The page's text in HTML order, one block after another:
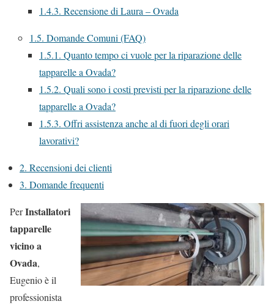
1.4.3. Recensione di Laura – Ovada
1.5. Domande Comuni (FAQ)
1.5.1. Quanto tempo ci vuole per la riparazione delle
tapparelle a Ovada?
1.5.2. Quali sono i costi previsti per la riparazione delle
tapparelle a Ovada?
1.5.3. Offri assistenza anche al di fuori degli orari
lavorativi?
2. Recensioni dei clienti
3. Domande frequenti
PerInstallatori
tapparelle
vicino a
Ovada,
Eugenio è il
professionista